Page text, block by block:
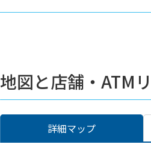
地図と店舗・ATM
詳細マップ